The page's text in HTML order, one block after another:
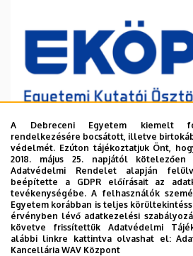
2026. augusztus 6.
Ösztöndíj a
támogatására
INTÉZMÉNYI TUDOMÁNY
A Debreceni Egyetem kiemelt
rendelkezésére bocsátott, illetve
védelmét. Ezúton tájékoztatjuk Önt,
2018. május 25. napjától kötelezően
Adatvédelmi Rendelet alapján
beépítette a GDPR előírásait az
tevékenységébe. A felhasználók
Egyetem korábban is teljes
érvényben lévő adatkezelési
követve frissítettük Adatvédelmi
alábbi linkre kattintva olvashat el:
Kancellária WAV Központ